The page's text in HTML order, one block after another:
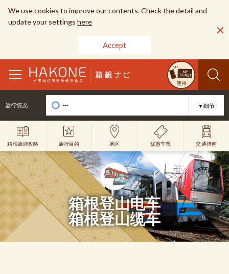
We use cookies to improve our contents. Check the detail and
update your settings here
Accept
使用
toggle
navigation
运行情况 --- ▼细节
箱根旅游攻略 旅行目的 地区 优惠车票 交通指南
箱根登山电车
箱根登山缆车